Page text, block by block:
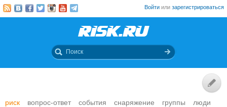
Войти или зарегистрироваться
риск вопрос-ответ события снаряжение группы
люди